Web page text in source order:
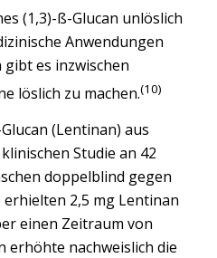
(1,3)-ß-Glucan unlöslich
Anwendungen
es inzwischen
löslich zu machen.(10)
(Lentinan) aus
Studie an 42
doppelblind gegen
erhielten 2,5 mg Lentinan
einen Zeitraum von
erhöhte nachweislich die